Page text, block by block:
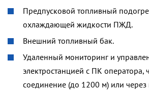
Предпусковой топливный
охлаждающей жидкости ПЖД.
Внешний топливный бак.
Удаленный мониторинг и
электростанцией с ПК оператора,
соединение (до 1200 м) или через